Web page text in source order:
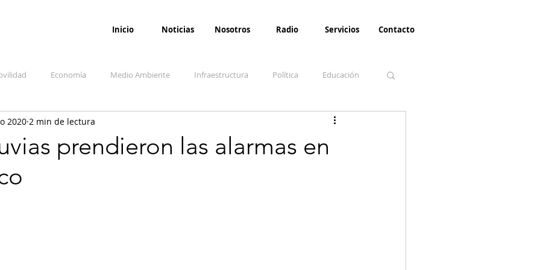
Inicio Noticias Nosotros Radio Servicios Contacto
Economía Medio Ambiente Infraestructura Política Educación
Salud Opinión Paz
y sociedad
prendieron las alarmas en
2020 2 min de lectura